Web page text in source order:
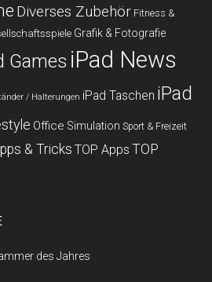
Diverses Zubehör Fitness &
Grafik & Fotografie
Games iPad News
/ Halterungen iPad Taschen iPad
Office Simulation Sport & Freizeit
& Tricks TOP Apps TOP
des Jahres